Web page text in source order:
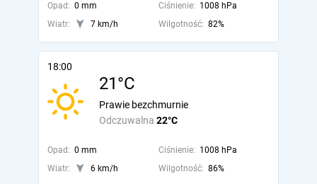
Opad: 0 mm Ciśnienie: 1008 hPa
Wiatr:
7 km/h Wilgotność: 82%
18:00
21°C
Odczuwalna 22°C
Prawie bezchmurnie
Opad: 0 mm Ciśnienie: 1008 hPa
Wiatr:
6 km/h Wilgotność: 86%